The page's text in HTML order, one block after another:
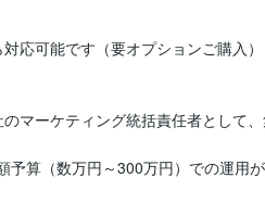
応可能です（要オプションご購入）
マーケティング統括責任者として
予算（数万円～300万円）での運用